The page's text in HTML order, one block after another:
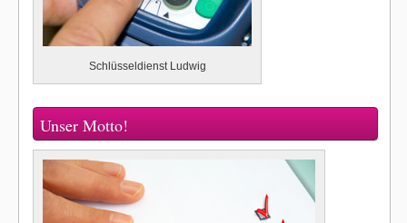
Schlüsseldienst Ludwig
Unser Motto!